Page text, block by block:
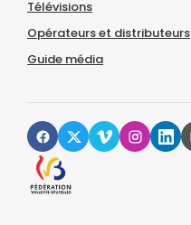
Télévisions
Opérateurs et distributeurs
Guide média